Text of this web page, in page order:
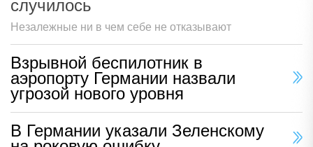
случилось
Незалежные ни в чем себе не отказывают
Взрывной беспилотник в
аэропорту Германии назвали
угрозой нового уровня
В Германии указали Зеленскому